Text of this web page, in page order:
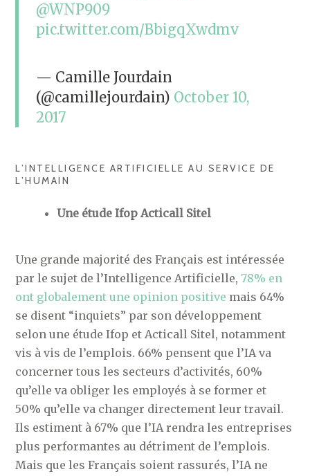
@WNP909
pic.twitter.com/BbigqXwdmv
— Camille Jourdain
(@camillejourdain) October 10,
2017
L’INTELLIGENCE ARTIFICIELLE AU SERVICE DE
L’HUMAIN
Une étude Ifop Acticall Sitel
Une grande majorité des Français est intéressée
par le sujet de l’Intelligence Artificielle,78% en
ont globalement une opinion positive mais 64%
se disent “inquiets” par son développement
selon une étude Ifop et Acticall Sitel, notamment
vis à vis de l’emplois. 66% pensent que l’IA va
concerner tous les secteurs d’activités, 60%
qu’elle va obliger les employés à se former et
50% qu’elle va changer directement leur travail.
Ils estiment à 67% que l’IA rendra les entreprises
plus performantes au détriment de l’emplois.
Mais que les Français soient rassurés, l’IA ne